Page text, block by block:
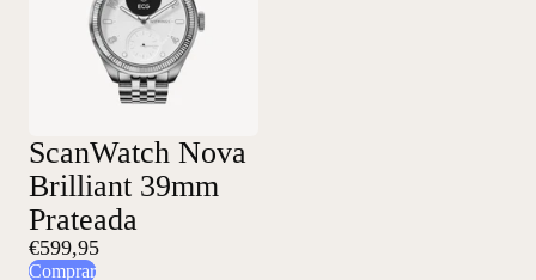
ScanWatch Nova
Brilliant 39mm
Prateada
€599,95
Comprar